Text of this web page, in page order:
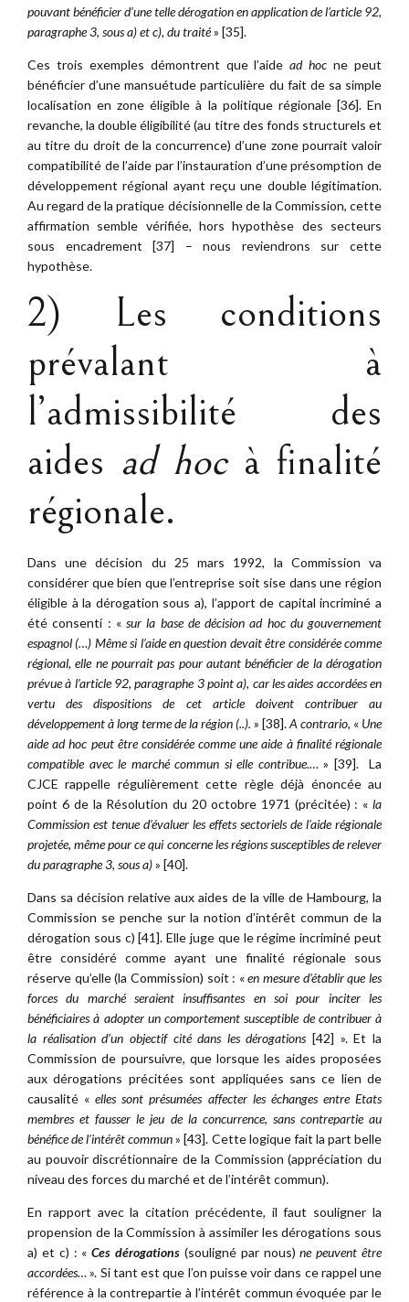
pouvant bénéficier d’une telle dérogation en application de l’article 92,
paragraphe 3, sous a) et c), du traité» [35].
Ces trois exemples démontrent que l’aidead hoc ne peut
bénéficier d’une mansuétude particulière du fait de sa simple
localisation en zone éligible à la politique régionale [36]. En
revanche, la double éligibilité (au titre des fonds structurels et
au titre du droit de la concurrence) d’une zone pourrait valoir
compatibilité de l’aide par l’instauration d’une présomption de
développement régional ayant reçu une double légitimation.
Au regard de la pratique décisionnelle de la Commission, cette
affirmation semble vérifiée, hors hypothèse des secteurs
sous encadrement [37] – nous reviendrons sur cette
hypothèse.
2) Les conditions
prévalant à
l’admissibilité des
aides ad hocà finalité
régionale.
Dans une décision du 25 mars 1992, la Commission va
considérer que bien que l’entreprise soit sise dans une région
éligible à la dérogation sous a), l’apport de capital incriminé a
été consenti : «sur la base de décision ad hoc du gouvernement
espagnol (…) Même si l’aide en question devait être considérée comme
régional, elle ne pourrait pas pour autant bénéficier de la dérogation
prévue à l’article 92, paragraphe 3 point a), car les aides accordées en
vertu des dispositions de cet article doivent contribuer au
développement à long terme de la région (..). » [38].A contrario, « Une
aide ad hoc peut être considérée comme une aide à finalité régionale
compatible avec le marché commun si elle contribue.…» [39]. La
CJCE rappelle régulièrement cette règle déjà énoncée au
point 6 de la Résolution du 20 octobre 1971 (précitée) : « la
Commission est tenue d’évaluer les effets sectoriels de l’aide régionale
projetée, même pour ce qui concerne les régions susceptibles de relever
du paragraphe 3, sous a)» [40].
Dans sa décision relative aux aides de la ville de Hambourg, la
Commission se penche sur la notion d’intérêt commun de la
dérogation sous c) [41]. Elle juge que le régime incriminé peut
être considéré comme ayant une finalité régionale sous
réserve qu’elle (la Commission) soit : «en mesure d’établir que les
forces du marché seraient insuffisantes en soi pour inciter les
bénéficiaires à adopter un comportement susceptible de contribuer à
la réalisation d’un objectif cité dans les dérogations [42] ». Et la
Commission de poursuivre, que lorsque les aides proposées
aux dérogations précitées sont appliquées sans ce lien de
causalité « elles sont présumées affecter les échanges entre Etats
membres et fausser le jeu de la concurrence, sans contrepartie au
bénéfice de l’intérêt commun» [43]. Cette logique fait la part belle
au pouvoir discrétionnaire de la Commission (appréciation du
niveau des forces du marché et de l’intérêt commun).
En rapport avec la citation précédente, il faut souligner la
propension de la Commission à assimiler les dérogations sous
a) et c) : «Ces dérogations (souligné par nous) ne peuvent être
accordées… ». Si tant est que l’on puisse voir dans ce rappel une
référence à la contrepartie à l’intérêt commun évoquée par le